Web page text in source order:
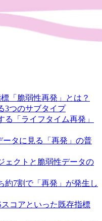
「脆弱性再発」とは？
3つのサブタイプ
「ライフタイム再発」
ータに見る「再発」の普
ェクトと脆弱性データの
約7割で「再発」が発生し
コアといった既存指標